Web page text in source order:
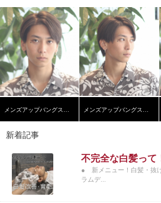
メンズアップバングスタイル メンズアップバングスタイル
新着記事
不完全な白髪って
● 新メニュー！白髪・抜
ラムデ...